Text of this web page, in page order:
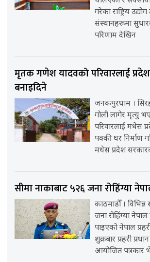
गरेका राष्ट्रिय
संस्थानहरूमा
परिणाम देखिन
मृतक गणेश यादवको परिवारलाई
बनाइदिने
जनकपुरधाम ।
गोली लागेर मृत्यु
परिवारलाई मधेस
पक्की घर निर्माण
मधेस प्रदेश
सीमा नाकाबाट ५२६ जना रोहिंग्या
काठमाडौँ ।
जना रोहिंग्या
पाइएको नेपाल
शुक्रबार प्रहरी
आयोजित पत्रकार